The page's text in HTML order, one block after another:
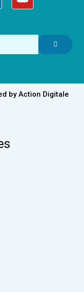
by Action Digitale